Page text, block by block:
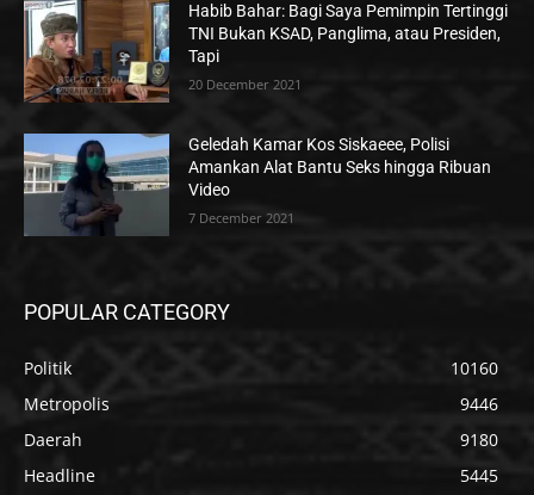
Habib Bahar: Bagi Saya Pemimpin Tertinggi
TNI Bukan KSAD, Panglima, atau Presiden,
Tapi
20 December 2021
Geledah Kamar Kos Siskaeee, Polisi
Amankan Alat Bantu Seks hingga Ribuan
Video
7 December 2021
POPULAR CATEGORY
Politik
10160
Metropolis
9446
Daerah
9180
Headline
5445